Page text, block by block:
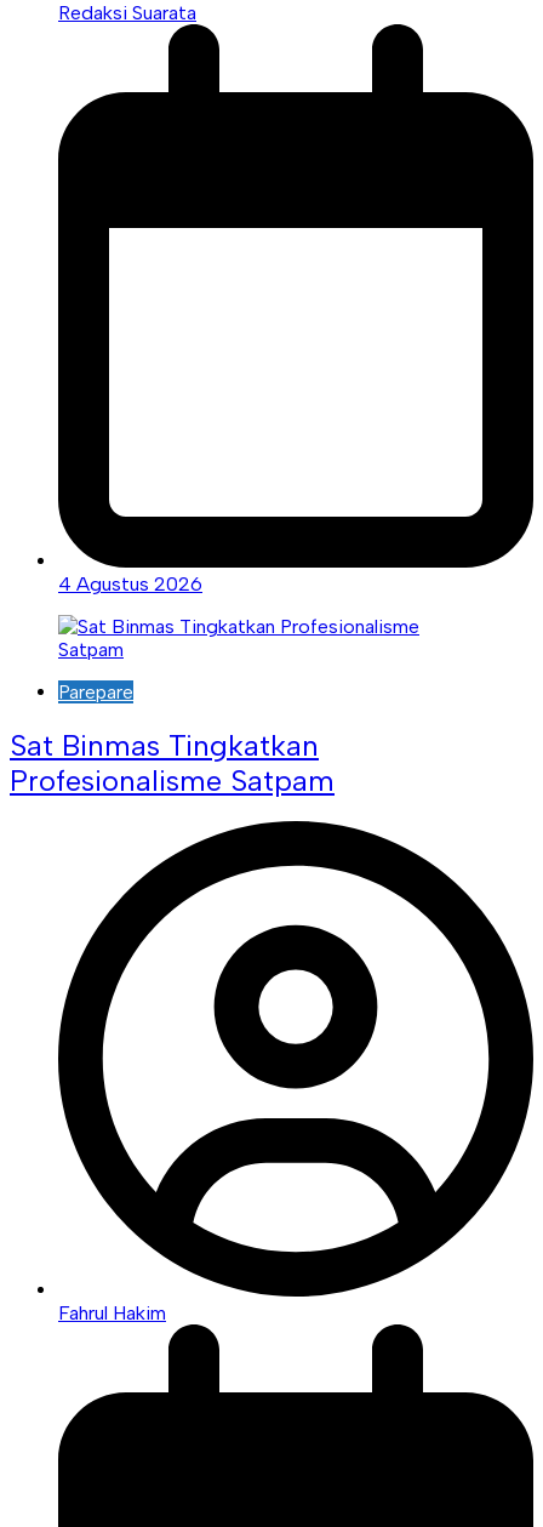
Redaksi Suarata
4 Agustus 2026
Parepare
Sat Binmas Tingkatkan
Profesionalisme Satpam
Fahrul Hakim